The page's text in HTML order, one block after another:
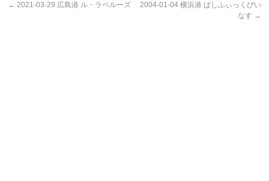
← 2021-03-29 広島港 ル・ラペルーズ
2004-01-04 横浜港 ぱしふぃっくびい
なす →